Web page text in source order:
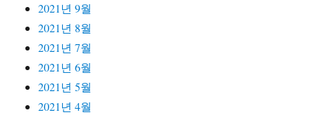
2021년 9월
2021년 8월
2021년 7월
2021년 6월
2021년 5월
2021년 4월